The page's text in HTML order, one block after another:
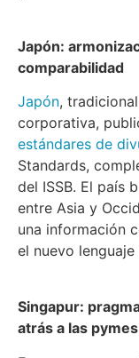
Japón:
comparabilidad
Japón,
corporativa,
estándares de
Standards,
del ISSB. El país
entre Asia y
una información
el nuevo
Singapur:
atrás a las pymes